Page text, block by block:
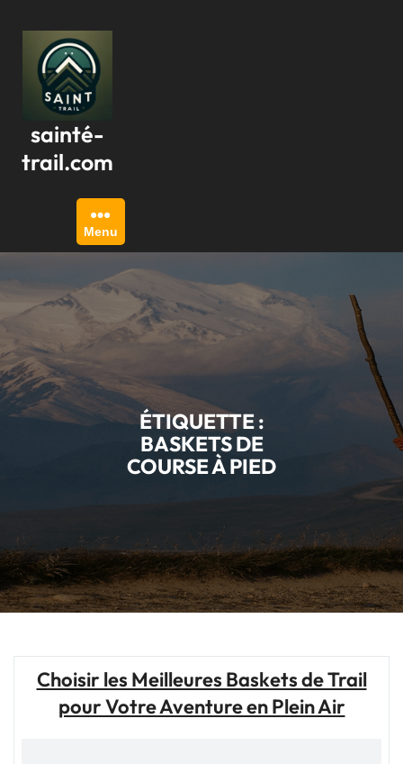
contenu
sainté-
trail.com
Menu
ÉTIQUETTE :
BASKETS DE
COURSE À PIED
Choisir les Meilleures Baskets de Trail
pour Votre Aventure en Plein Air